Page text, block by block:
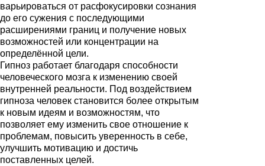
варьироваться от расфокусировки сознания
до его сужения с последующими
расширениями границ и получение новых
возможностей или концентрации на
определённой цели.
Гипноз работает благодаря способности
человеческого мозга к изменению своей
внутренней реальности. Под воздействием
гипноза человек становится более открытым
к новым идеям и возможностям, что
позволяет ему изменить свое отношение к
проблемам, повысить уверенность в себе,
улучшить мотивацию и достичь
поставленных целей.